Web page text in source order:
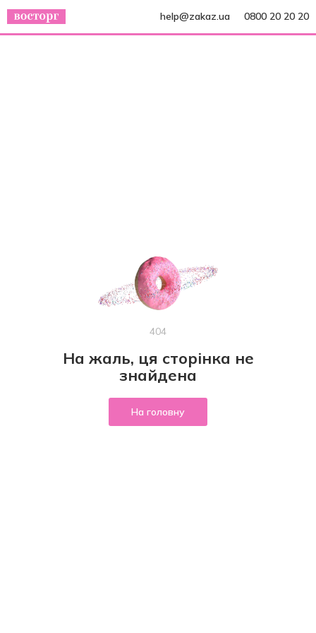
help@zakaz.ua 0800 20 20 20
404
На жаль, ця сторінка не
знайдена
На головну